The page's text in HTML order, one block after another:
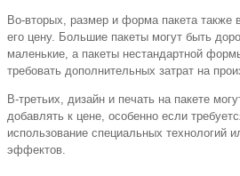
Во-вторых, размер и форма пакета также
его цену. Большие пакеты могут быть
маленькие, а пакеты нестандартной
требовать дополнительных затрат на
В-третьих, дизайн и печать на пакете
добавлять к цене, особенно если
использование специальных технологий
эффектов.